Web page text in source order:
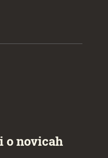
o novicah